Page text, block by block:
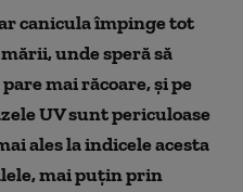
canicula împinge tot
unde speră să
mai răcoare, și pe
UV sunt periculoase
ales la indicele acesta
mai puțin prin